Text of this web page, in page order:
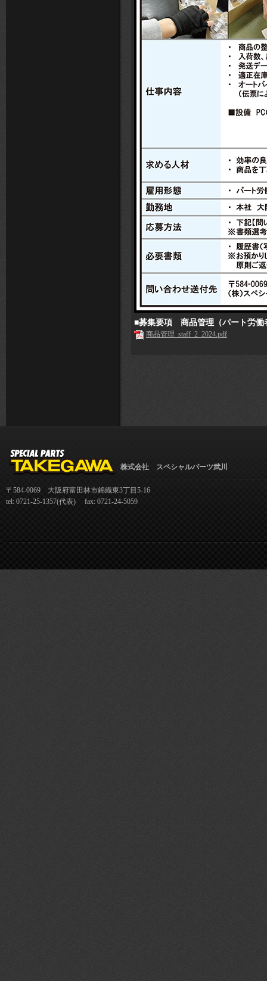
■募集要項 商品管理（パート労働
商品管理_staff_2_2024.pdf
株式会社 スペシャルパーツ武川
〒584-0069 大阪府富田林市錦織東3丁目5-16
tel: 0721-25-1357(代表) fax: 0721-24-5059